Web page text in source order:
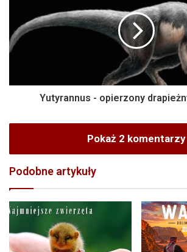
Yutyrannus - opierzony
Pokaż 2 komentarzy
Podobne artykuły